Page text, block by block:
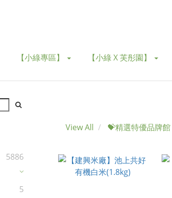
【小綠專區】 【小綠 X 芙彤園】
5886
5
View All 💝精選特優品牌館